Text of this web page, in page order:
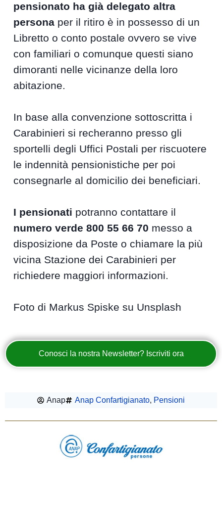
pensionato ha già delegato altra
persona per il ritiro è in possesso di un
Libretto o conto postale ovvero se vive
con familiari o comunque questi siano
dimoranti nelle vicinanze della loro
abitazione.
In base alla convenzione sottoscritta i
Carabinieri si recheranno presso gli
sportelli degli Uffici Postali per riscuotere
le indennità pensionistiche per poi
consegnarle al domicilio dei beneficiari.
I pensionati potranno contattare il
numero verde 800 55 66 70 messo a
disposizione da Poste o chiamare la più
vicina Stazione dei Carabinieri per
richiedere maggiori informazioni.
Foto di Markus Spiske su Unsplash
Conosci la nostra Newsletter? Iscriviti ora
Anap Anap Confartigianato, Pensioni